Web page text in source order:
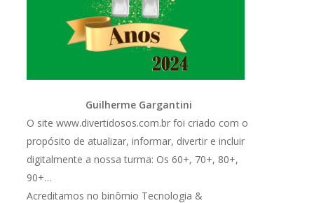
Guilherme Gargantini
O site www.divertidosos.com.br foi criado com o
propósito de atualizar, informar, divertir e incluir
digitalmente a nossa turma: Os 60+, 70+, 80+,
90+…
Acreditamos no binômio Tecnologia &